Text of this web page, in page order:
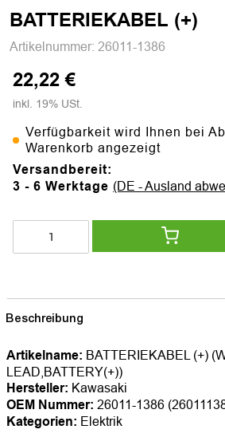
BATTERIEKABEL (+)
Artikelnummer: 26011-1386
22,22 €
inkl. 19% USt.
Verfügbarkeit wird Ihnen bei
Warenkorb angezeigt
Versandbereit:
3 - 6 Werktage (DE - Ausland
Beschreibung
Artikelname: BATTERIEKABEL (+)
LEAD,BATTERY(+))
Hersteller: Kawasaki
OEM Nummer: 26011-1386
Kategorien: Elektrik